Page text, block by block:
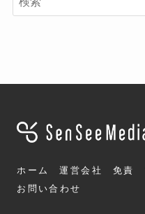
ホーム 運営会社 免責
お問い合わせ